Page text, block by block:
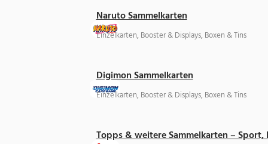
Naruto Sammelkarten
Einzelkarten, Booster & Displays, Boxen & Tins
Digimon Sammelkarten
Einzelkarten, Booster & Displays, Boxen & Tins
Topps & weitere Sammelkarten –